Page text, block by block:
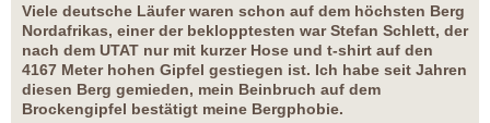
Viele deutsche Läufer waren schon auf dem höchsten Berg
Nordafrikas, einer der beklopptesten war Stefan Schlett, der
nach dem UTAT nur mit kurzer Hose und t-shirt auf den
4167 Meter hohen Gipfel gestiegen ist. Ich habe seit Jahren
diesen Berg gemieden, mein Beinbruch auf dem
Brockengipfel bestätigt meine Bergphobie.